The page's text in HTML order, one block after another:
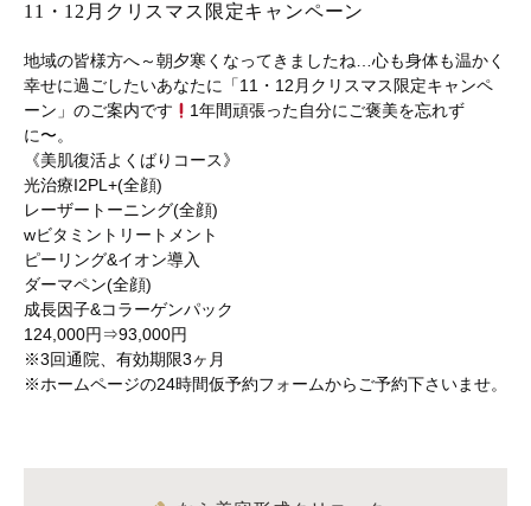
11・12月クリスマス限定キャンペーン
地域の皆様方へ～朝夕寒くなってきましたね…心も身体も温かく
幸せに過ごしたいあなたに「11・12月クリスマス限定キャンペ
ーン」のご案内です
1年間頑張った自分にご褒美を忘れず
に〜。
《美肌復活よくばりコース》
光治療I2PL+(全顔)
レーザートーニング(全顔)
wビタミントリートメント
ピーリング&イオン導入
ダーマペン(全顔)
成長因子&コラーゲンパック
124,000円⇒93,000円
※3回通院、有効期限3ヶ月
※ホームページの24時間仮予約フォームからご予約下さいませ。